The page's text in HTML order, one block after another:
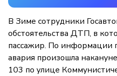
В Зиме сотрудники
обстоятельства ДТП, в
пассажир. По информации
авария произошла
103 по улице